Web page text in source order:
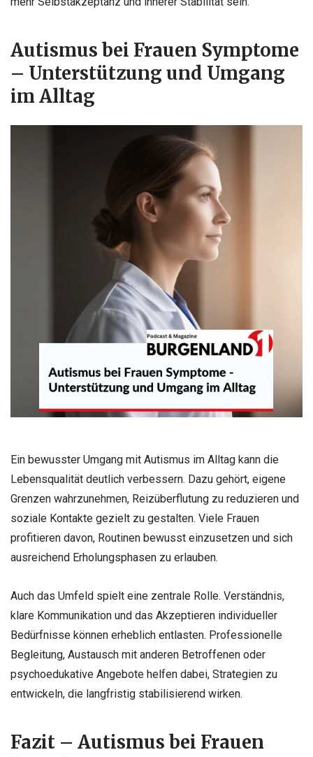
Autismus bei Frauen Symptome
– Unterstützung und Umgang
im Alltag
Ein bewusster Umgang mit Autismus im Alltag kann die
Lebensqualität deutlich verbessern. Dazu gehört, eigene
Grenzen wahrzunehmen, Reizüberflutung zu reduzieren und
soziale Kontakte gezielt zu gestalten. Viele Frauen
profitieren davon, Routinen bewusst einzusetzen und sich
ausreichend Erholungsphasen zu erlauben.
Auch das Umfeld spielt eine zentrale Rolle. Verständnis,
klare Kommunikation und das Akzeptieren individueller
Bedürfnisse können erheblich entlasten. Professionelle
Begleitung, Austausch mit anderen Betroffenen oder
psychoedukative Angebote helfen dabei, Strategien zu
entwickeln, die langfristig stabilisierend wirken.
Fazit – Autismus bei Frauen